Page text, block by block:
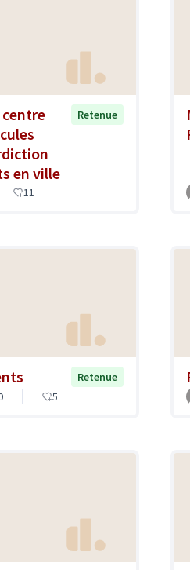
centre
en ville
Retenue
11
Retenue
5